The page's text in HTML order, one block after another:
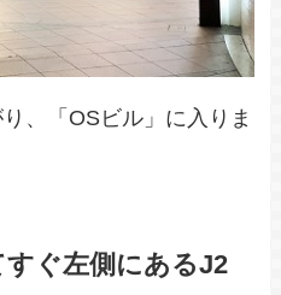
、「OSビル」に入りま
ぐ左側にあるJ2